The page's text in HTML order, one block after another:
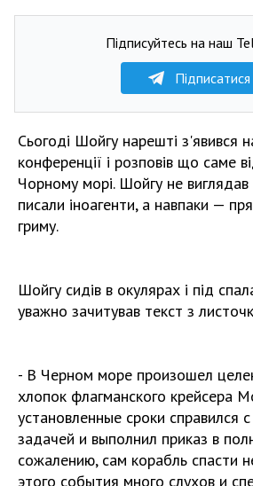
Підписуйтесь на наш
Підписатися
Сьогоді Шойгу нарешті з'явився
конференції і розповів що саме
Чорному морі. Шойгу не
писали іноагенти, а навпаки —
гриму.
Шойгу сидів в окулярах і під
уважно зачитував текст з
- В Черном море произошел
хлопок флагманского крейсера
установленные сроки справился
задачей и выполнил приказ в
сожалению, сам корабль спасти
этого события много слухов и